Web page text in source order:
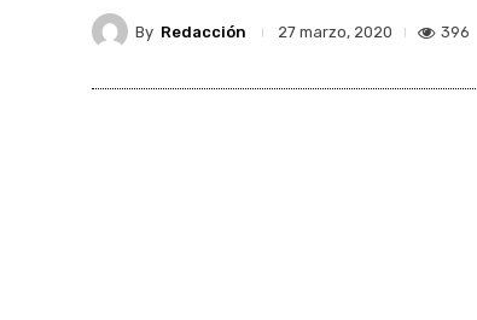
By Redacción 27 marzo, 2020 396